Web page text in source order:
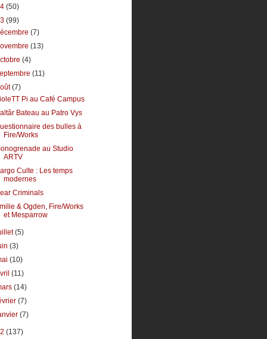
(50)
(99)
(7)
(13)
(4)
(11)
(7)
Pi au Café Campus
Bateau au Patro Vys
des bulles à
Fire/Works
au Studio
ARTV
Culte : Les temps
modernes
Criminals
& Ogden, Fire/Works
et Mesparrow
(5)
(3)
(10)
(11)
(14)
(7)
(7)
(137)